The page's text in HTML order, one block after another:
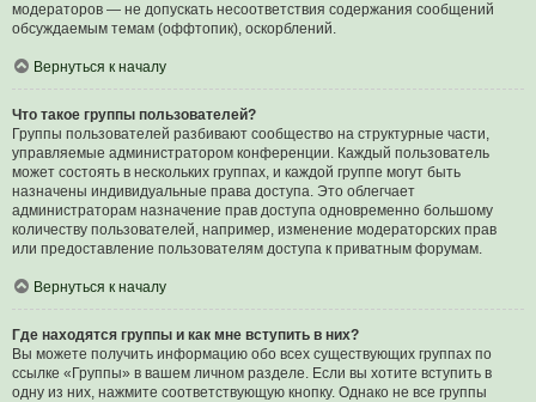
модераторов — не допускать несоответствия содержания сообщений
обсуждаемым темам (оффтопик), оскорблений.
Вернуться к началу
Что такое группы пользователей?
Группы пользователей разбивают сообщество на структурные части,
управляемые администратором конференции. Каждый пользователь
может состоять в нескольких группах, и каждой группе могут быть
назначены индивидуальные права доступа. Это облегчает
администраторам назначение прав доступа одновременно большому
количеству пользователей, например, изменение модераторских прав
или предоставление пользователям доступа к приватным форумам.
Вернуться к началу
Где находятся группы и как мне вступить в них?
Вы можете получить информацию обо всех существующих группах по
ссылке «Группы» в вашем личном разделе. Если вы хотите вступить в
одну из них, нажмите соответствующую кнопку. Однако не все группы